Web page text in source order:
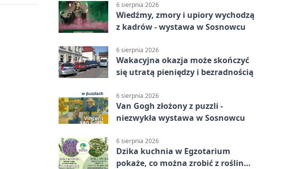
6 sierpnia 2026
Wiedźmy, zmory i upiory wychodzą
z kadrów - wystawa w Sosnowcu
6 sierpnia 2026
Wakacyjna okazja może skończyć
się utratą pieniędzy i bezradnością
6 sierpnia 2026
Van Gogh złożony z puzzli -
niezwykła wystawa w Sosnowcu
6 sierpnia 2026
Dzika kuchnia w Egzotarium
pokaże, co można zrobić z roślin